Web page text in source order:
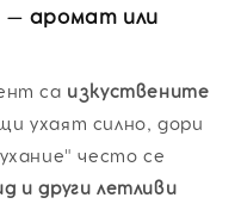
аромат или
са изкуствените
ухаят силно, дори
често се
и други летливи